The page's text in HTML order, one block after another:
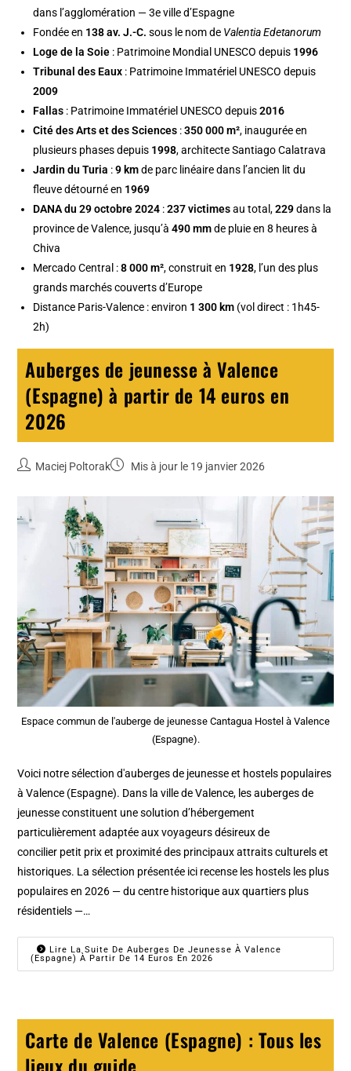
dans l’agglomération — 3e ville d’Espagne
Fondée en 138 av. J.-C. sous le nom de Valentia Edetanorum
Loge de la Soie : Patrimoine Mondial UNESCO depuis 1996
Tribunal des Eaux : Patrimoine Immatériel UNESCO depuis
2009
Fallas : Patrimoine Immatériel UNESCO depuis2016
Cité des Arts et des Sciences :350 000 m², inaugurée en
plusieurs phases depuis 1998, architecte Santiago Calatrava
Jardin du Turia :9 kmde parc linéaire dans l’ancien lit du
fleuve détourné en 1969
DANA du 29 octobre 2024 :237 victimesau total,229dans la
province de Valence, jusqu’à490 mmde pluie en 8 heures à
Chiva
Mercado Central :8 000 m², construit en 1928, l’un des plus
grands marchés couverts d’Europe
Distance Paris-Valence : environ 1 300 km (vol direct : 1h45-
2h)
Auberges de jeunesse à Valence
(Espagne) à partir de 14 euros en
2026
Maciej Poltorak Mis à jour le 19 janvier 2026
Espace commun de l'auberge de jeunesse Cantagua Hostel à Valence
(Espagne).
Voici notre sélection d'auberges de jeunesse et hostels populaires
à Valence (Espagne). Dans la ville de Valence, les auberges de
jeunesse constituent une solution d’hébergement
particulièrement adaptée aux voyageurs désireux de
concilier petit prix et proximité des principaux attraits culturels et
historiques. La sélection présentée ici recense les hostels les plus
populaires en 2026 — du centre historique aux quartiers plus
résidentiels —…
Lire La Suite De Auberges De Jeunesse À Valence
(Espagne) À Partir De 14 Euros En 2026
Carte de Valence (Espagne) : Tous les